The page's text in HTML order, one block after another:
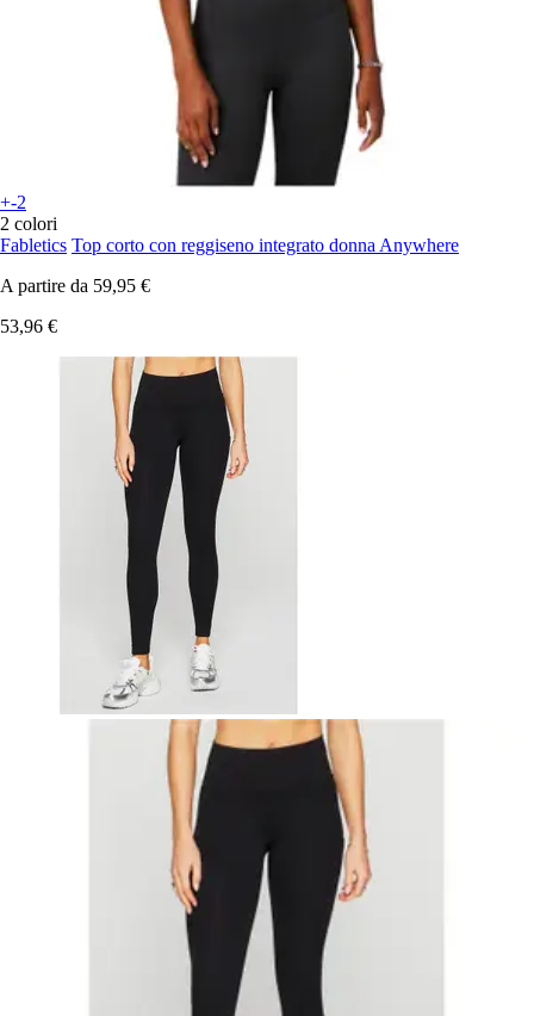
+-2
2 colori
Fabletics Top corto con reggiseno integrato donna Anywhere
A partire da 59,95 €
53,96 €